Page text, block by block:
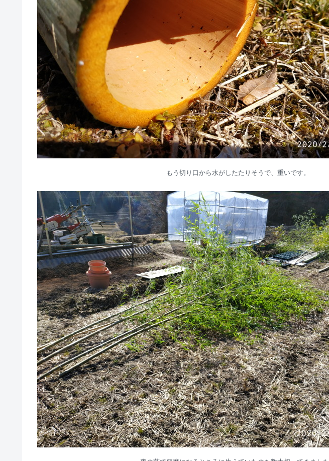
もう切り口から水がしたたりそうで、重いです。